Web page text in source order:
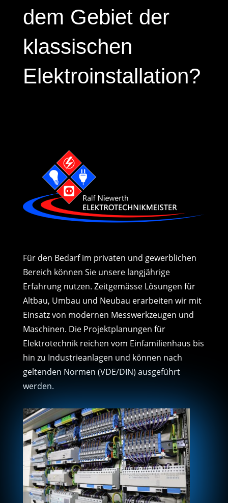
dem Gebiet der
klassischen
Elektroinstallation?
Für den Bedarf im privaten und gewerblichen
Bereich können Sie unsere langjährige
Erfahrung nutzen. Zeitgemässe Lösungen für
Altbau, Umbau und Neubau erarbeiten wir mit
Einsatz von modernen Messwerkzeugen und
Maschinen. Die Projektplanungen für
Elektrotechnik reichen vom Einfamilienhaus bis
hin zu Industrieanlagen und können nach
geltenden Normen (VDE/DIN) ausgeführt
werden.